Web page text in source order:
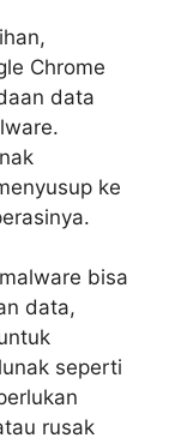
Chrome
data
ke
bisa
data,
seperti
rusak